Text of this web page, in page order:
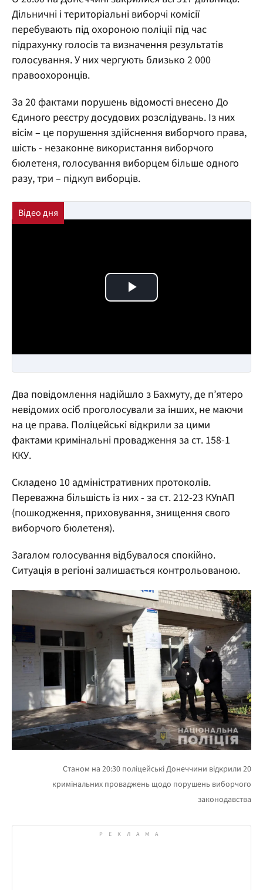
Дільничні і територіальні виборчі комісії
перебувають під охороною поліції під час
підрахунку голосів та визначення результатів
голосування. У них чергують близько 2 000
правоохоронців.
За 20 фактами порушень відомості внесено До
Єдиного реєстру досудових розслідувань. Із них
вісім – це порушення здійснення виборчого права,
шість - незаконне використання виборчого
бюлетеня, голосування виборцем більше одного
разу, три – підкуп виборців.
Play Video
Два повідомлення надійшло з Бахмуту, де п’ятеро
невідомих осіб проголосували за інших, не маючи
на це права. Поліцейські відкрили за цими
фактами кримінальні провадження за ст. 158-1
ККУ.
Складено 10 адміністративних протоколів.
Переважна більшість із них - за ст. 212-23 КУпАП
(пошкодження, приховування, знищення свого
виборчого бюлетеня).
Загалом голосування відбувалося спокійно.
Ситуація в регіоні залишається контрольованою.